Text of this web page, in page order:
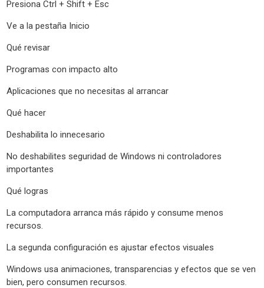
Presiona Ctrl + Shift + Esc
Ve a la pestaña Inicio
Qué revisar
Programas con impacto alto
Aplicaciones que no necesitas al arrancar
Qué hacer
Deshabilita lo innecesario
No deshabilites seguridad de Windows ni controladores
importantes
Qué logras
La computadora arranca más rápido y consume menos
recursos.
La segunda configuración es ajustar efectos visuales
Windows usa animaciones, transparencias y efectos que se ven
bien, pero consumen recursos.